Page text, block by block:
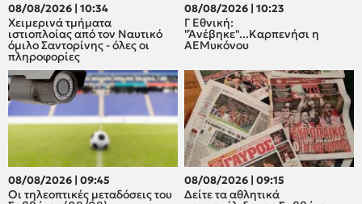
08/08/2026 | 10:34
Χειμερινά τμήματα
ιστιοπλοίας από τον Ναυτικό
όμιλο Σαντορίνης - όλες οι
πληροφορίες
08/08/2026 | 10:23
Γ Εθνική:
"Άνέβηκε"...Καρπενήσι η
ΑΕΜυκόνου
08/08/2026 | 09:45
Οι τηλεοπτικές μεταδόσεις του
08/08/2026 | 09:15
Δείτε τα αθλητικά